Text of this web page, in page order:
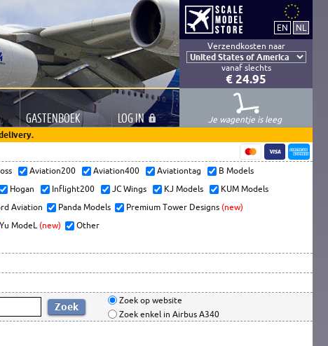
Verzendkosten naar
vanaf slechts
€ 24.95
GASTENBOEK LOGIN
Je wagentje is leeg
Aviation200 Aviation400 Aviationtag
B Models
Hogan Inflight200 JC Wings KJ Models
KUM Models
Aviation Panda Models Premium Tower Designs (new)
Yu ModeL (new)
Other
Zoek op website
Zoek enkel in Airbus A340